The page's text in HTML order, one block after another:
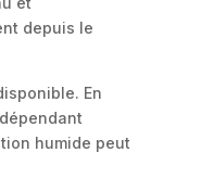
depuis le
En
humide peut